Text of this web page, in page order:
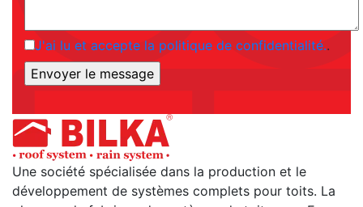
J'ai lu et accepte la politique de confidentialité..
Une société spécialisée dans la production et le
développement de systèmes complets pour toits. La